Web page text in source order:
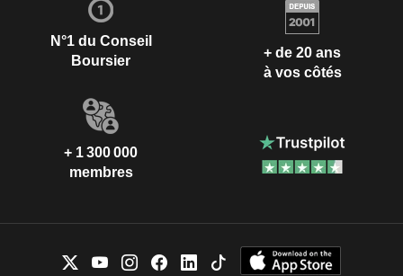
N°1 du Conseil
Boursier
+ de 20 ans
à vos côtés
+ 1 300 000
membres